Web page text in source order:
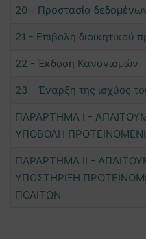
20 - Προστασία
21 - Επιβολή διοικητικού
22 - Έκδοση Κανονισμών
23 - Έναρξη της ισχύος
ΠΑΡΑΡΤΗΜΑ Ι -
ΥΠΟΒΟΛΗ
ΠΑΡΑΡΤΗΜΑ ΙI -
ΥΠΟΣΤΗΡΙΞΗ
ΠΟΛΙΤΩΝ